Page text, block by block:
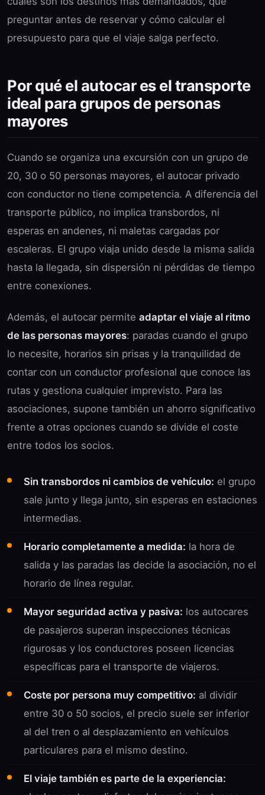
preguntar antes de reservar y cómo calcular el
presupuesto para que el viaje salga perfecto.
Por qué el autocar es el transporte
ideal para grupos de personas
mayores
Cuando se organiza una excursión con un grupo de
20, 30 o 50 personas mayores, el autocar privado
con conductor no tiene competencia. A diferencia del
transporte público, no implica transbordos, ni
esperas en andenes, ni maletas cargadas por
escaleras. El grupo viaja unido desde la misma salida
hasta la llegada, sin dispersión ni pérdidas de tiempo
entre conexiones.
Además, el autocar permite adaptar el viaje al ritmo
de las personas mayores: paradas cuando el grupo
lo necesite, horarios sin prisas y la tranquilidad de
contar con un conductor profesional que conoce las
rutas y gestiona cualquier imprevisto. Para las
asociaciones, supone también un ahorro significativo
frente a otras opciones cuando se divide el coste
entre todos los socios.
Sin transbordos ni cambios de vehículo: el grupo
sale junto y llega junto, sin esperas en estaciones
intermedias.
Horario completamente a medida: la hora de
salida y las paradas las decide la asociación, no el
horario de línea regular.
Mayor seguridad activa y pasiva: los autocares
de pasajeros superan inspecciones técnicas
rigurosas y los conductores poseen licencias
específicas para el transporte de viajeros.
Coste por persona muy competitivo: al dividir
entre 30 o 50 socios, el precio suele ser inferior
al del tren o al desplazamiento en vehículos
particulares para el mismo destino.
El viaje también es parte de la experiencia: